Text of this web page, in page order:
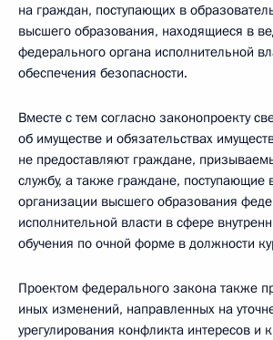
на граждан, поступающих в
высшего образования, находящиеся в
федерального органа исполнительной
обеспечения безопасности.
Вместе с тем согласно законопроекту
об имуществе и обязательствах
не предоставляют граждане,
службу, а также граждане, поступающие
организации высшего образования
исполнительной власти в сфере
обучения по очной форме в должности
Проектом федерального закона также
иных изменений, направленных на
урегулирования конфликта интересов и